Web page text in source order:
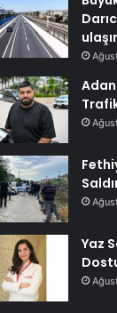
Yaz